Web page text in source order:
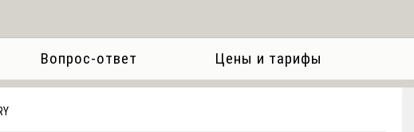
Вопрос-ответ Цены и тарифы